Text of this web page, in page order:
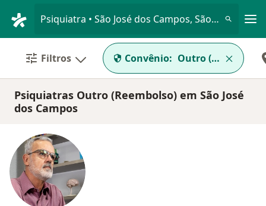
Psiquiatra • São José dos Campos, São Paulo SP
Filtros Convênio: Outro (Reembolso)
Psiquiatras Outro (Reembolso) em São José
dos Campos